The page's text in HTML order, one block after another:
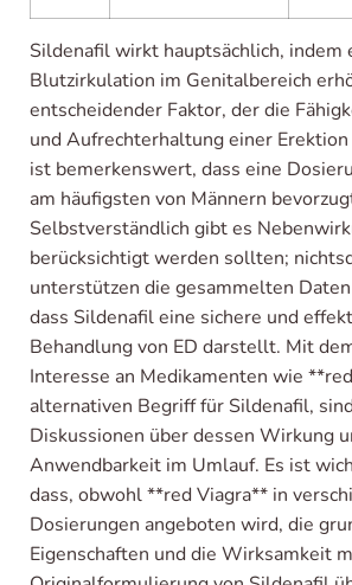
Sildenafil wirkt hauptsächlich, indem
Blutzirkulation im Genitalbereich
entscheidender Faktor, der die
und Aufrechterhaltung einer
ist bemerkenswert, dass eine
am häufigsten von Männern
Selbstverständlich gibt es
berücksichtigt werden sollten;
unterstützen die gesammelten
dass Sildenafil eine sichere und
Behandlung von ED darstellt. Mit
Interesse an Medikamenten wie
alternativen Begriff für Sildenafil,
Diskussionen über dessen Wirkung
Anwendbarkeit im Umlauf. Es ist
dass, obwohl **red Viagra** in
Dosierungen angeboten wird, die
Eigenschaften und die Wirksamkeit